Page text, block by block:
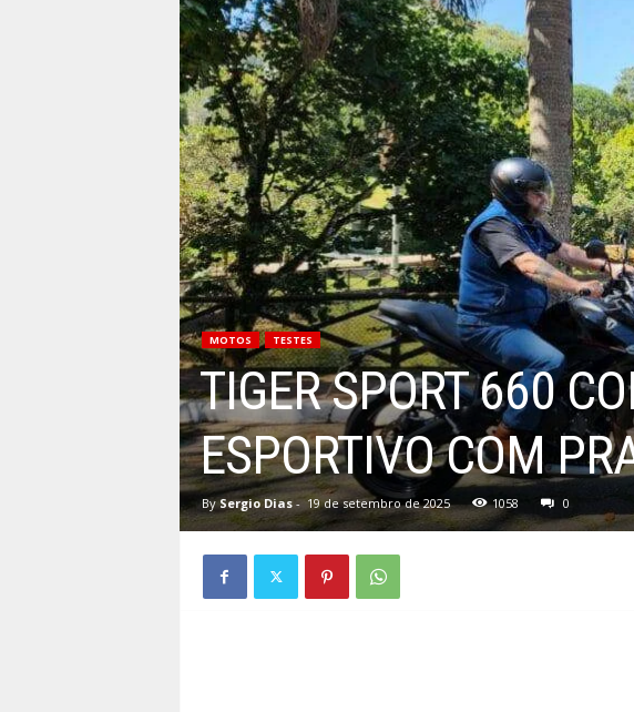
MOTOS TESTES
TIGER SPORT 660
ESPORTIVO COM
By Sergio Dias- 19 de setembro de 2025 1058 0